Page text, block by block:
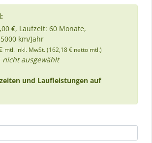
€, Laufzeit: 60 Monate,
km/Jahr
mtl. inkl. MwSt. (162,18 € netto mtl.)
nicht ausgewählt
und Laufleistungen auf